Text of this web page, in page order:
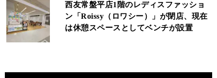
西友常盤平店1階のレディスファッショ
ン「Roissy（ロワシー）」が閉店、現在
は休憩スペースとしてベンチが設置